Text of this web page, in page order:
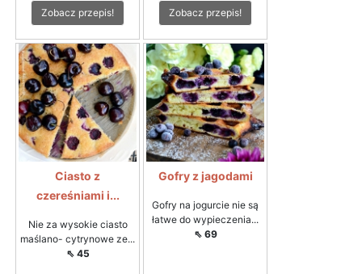
Zobacz przepis! Zobacz przepis!
Ciasto z
czereśniami i...
Nie za wysokie ciasto
maślano- cytrynowe ze...
⇖ 45
Gofry z jagodami
Gofry na jogurcie nie są
łatwe do wypieczenia...
⇖ 69